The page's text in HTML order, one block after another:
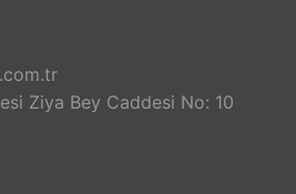
güvende olduğunu bilerek,
keyifli hale getirebilirsiniz.
verdiğiniz ürünler, aynı
hızlı bir şekilde ulaştırılır. Bu
sahip olabilirsiniz.
Ziya Bey Caddesi No: 10